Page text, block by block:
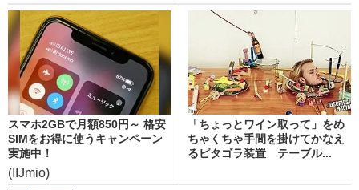
スマホ2GBで月額850円～ 格安
SIMをお得に使うキャンペーン
実施中！
(IIJmio)
「ちょっとワイン取って」をめ
ちゃくちゃ手間を掛けてかなえ
るピタゴラ装置 テーブル...